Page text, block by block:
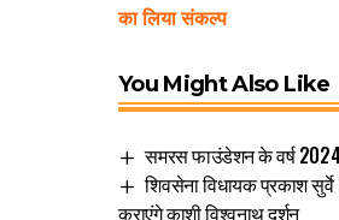
का लिया संकल्प
You Might Also Like
समरस फाउंडेशन के वर्ष
शिवसेना विधायक प्रकाश
कराएंगे काशी विश्वनाथ दर्शन